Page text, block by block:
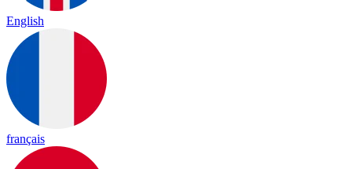
English
français